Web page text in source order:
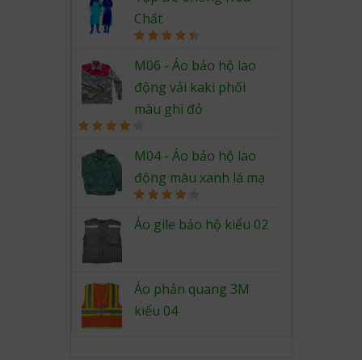
Chất
out of 5
M06 - Áo bảo hộ lao
động vải kaki phối
màu ghi đỏ
4.00out
of 5
M04 - Áo bảo hộ lao
động màu xanh lá mạ
4.00out
of 5
Áo gile bảo hộ kiểu 02
Áo phản quang 3M
kiểu 04